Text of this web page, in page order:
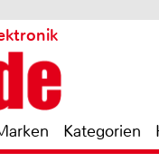
Kategorien